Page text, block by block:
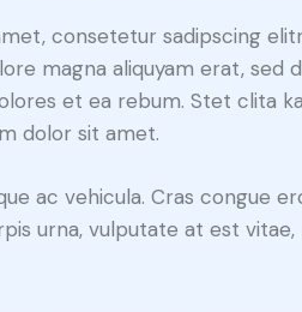
consetetur sadipscing
magna aliquyam erat, sed
et ea rebum. Stet clita
dolor sit amet.
ac vehicula. Cras congue
urna, vulputate at est